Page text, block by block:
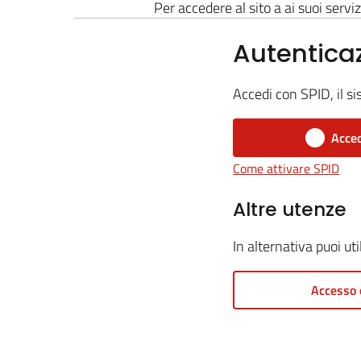
Per accedere al sito a ai suoi
Accedi con SPID, il
Come attivare SPID
Altre utenze
In alternativa puoi